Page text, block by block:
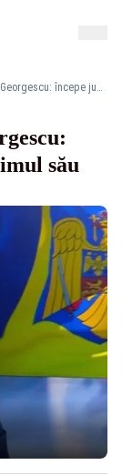
Zi decisivă pentru Călin Georgescu: începe judecata pe fond în primul său dosar penal
său